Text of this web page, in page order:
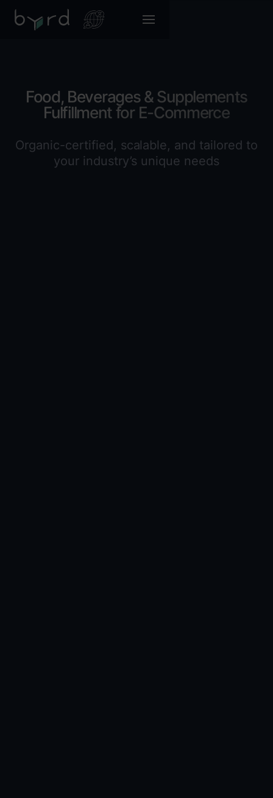
Food, Beverages & Supplements
Fulfillment for E-Commerce
Organic-certified, scalable, and tailored to
your industry’s unique needs